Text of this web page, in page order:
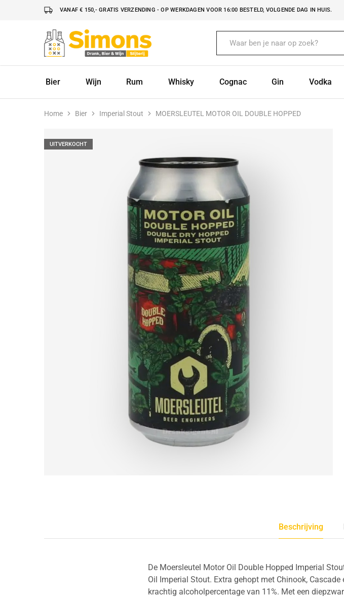
VANAF € 150,- GRATIS VERZENDING - OP WERKDAGEN VOOR 16:00 BESTELD, VOLGENDE DAG IN HUIS.
Simonsdrank.nl
Drank,
Bier
Bier
Wijn Rum Whisky Cognac Gin Vodka
Home Bier Imperial Stout MOERSLEUTEL MOTOR OIL DOUBLE HOPPED
UITVERKOCHT
Beschrijving
De Moersleutel Motor Oil Double Hopped Imperial
Oil Imperial Stout. Extra gehopt met Chinook,
krachtig alcoholpercentage van 11%. Met een